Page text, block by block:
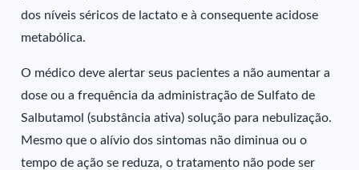
dos níveis séricos de lactato e à consequente acidose
metabólica.
O médico deve alertar seus pacientes a não aumentar a
dose ou a frequência da administração de Sulfato de
Salbutamol (substância ativa) solução para nebulização.
Mesmo que o alívio dos sintomas não diminua ou o
tempo de ação se reduza, o tratamento não pode ser